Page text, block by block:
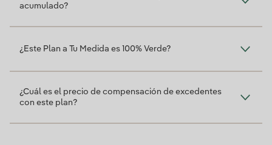
acumulado?
¿Este Plan a Tu Medida es 100% Verde?
¿Cuál es el precio de compensación de excedentes
con este plan?